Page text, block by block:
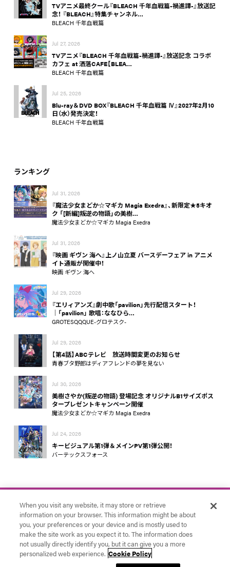
TVアニメ最終クール『BLEACH 千年血戦篇-禍進譚-』放送記
念！ 『BLEACH』特集チャンネル…
BLEACH 千年血戦篇
Jul 27, 2026
TVアニメ『BLEACH 千年血戦篇-禍進譚-』放送記念 コラボ
カフェ at 洒落CAFE【BLEA…
BLEACH 千年血戦篇
Jul 25, 2026
Blu-ray＆DVD BOX『BLEACH 千年血戦篇 Ⅳ』2027年2月10
日（水）発売決定！
BLEACH 千年血戦篇
ランキング
Jul 31, 2026
『魔法少女まどか☆マギカ Magia Exedra』、新限定★5キオ
ク 「[新編]叛逆の物語」の美樹…
魔法少女まどか☆マギカ Magia Exedra
Jul 31, 2026
『映画 ギヴン 海へ』上ノ山立夏 バースデーフェア in アニメ
イト通販が開催中！
映画 ギヴン 海へ
Jul 29, 2026
『エリィアンズ』劇中歌「pavilion」先行配信スタート！
│「pavilion」 歌唱：ななひら…
GROTESQQQUE-グロテスク-
Jul 29, 2026
【第4話】ABCテレビ 放送時間変更のお知らせ
青春ブタ野郎はディアフレンドの夢を見ない
Jul 30, 2026
美樹さやか(叛逆の物語) 登場記念 オリジナルB1サイズポス
タープレゼントキャンペーン開催
魔法少女まどか☆マギカ Magia Exedra
Jul 24, 2026
キービジュアル第1弾＆メインPV第1弾公開！
バーテックスフォース
お問い合わせ アニプレックス
Cookie Settings
© Aniplex Inc. All rights reserved.
When you visit any website, it may store or retrieve
information on your browser. This information might be about
you, your preferences or your device and is mostly used to
make the site work as you expect it to. The information does
not usually directly identify you, but it can give you a more
personalized web experience. Cookie Policy